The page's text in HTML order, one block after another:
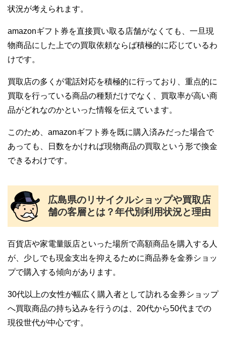
状況が考えられます。
amazonギフト券を直接買い取る店舗がなくても、一旦現
物商品にした上での買取依頼ならば積極的に応じているわ
けです。
買取店の多くが電話対応を積極的に行っており、重点的に
買取を行っている商品の種類だけでなく、買取率が高い商
品がどれなのかといった情報を伝えています。
このため、amazonギフト券を既に購入済みだった場合で
あっても、日数をかければ現物商品の買取という形で換金
できるわけです。
広島県のリサイクルショップや買取店
舗の客層とは？年代別利用状況と理由
百貨店や家電量販店といった場所で高額商品を購入する人
が、少しでも現金支出を抑えるために商品券を金券ショッ
プで購入する傾向があります。
30代以上の女性が幅広く購入者として訪れる金券ショップ
へ買取商品の持ち込みを行うのは、20代から50代までの
現役世代が中心です。